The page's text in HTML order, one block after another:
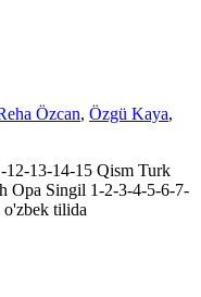
Özcan, Özgü Kaya,
13-14-15 Qism Turk
Opa Singil 1-2-3-4-5-6-7-
tilida